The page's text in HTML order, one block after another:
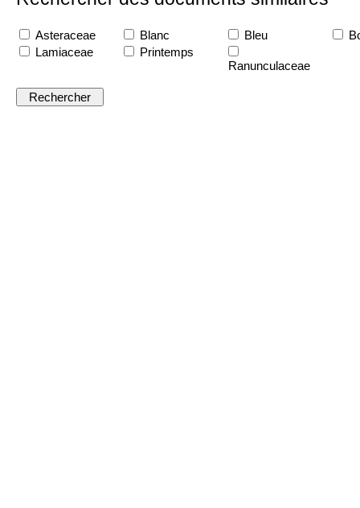
Asteraceae Blanc Bleu
Lamiaceae
Printemps
Ranunculaceae